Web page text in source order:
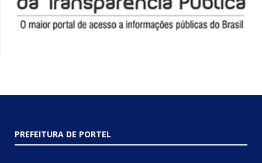
PREFEITURA DE PORTEL